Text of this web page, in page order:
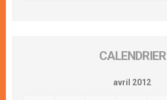
CALENDRIER
avril 2012